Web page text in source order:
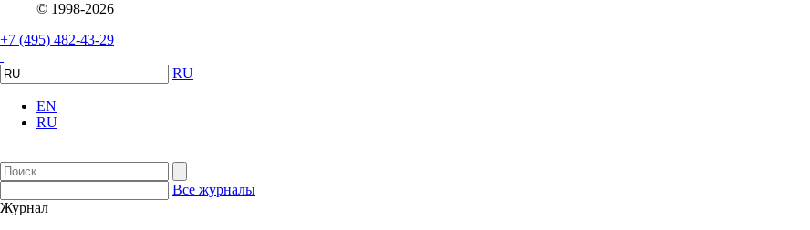
© 1998-2026
+7 (495) 482-43-29
RU
EN
RU
Все журналы
Журнал